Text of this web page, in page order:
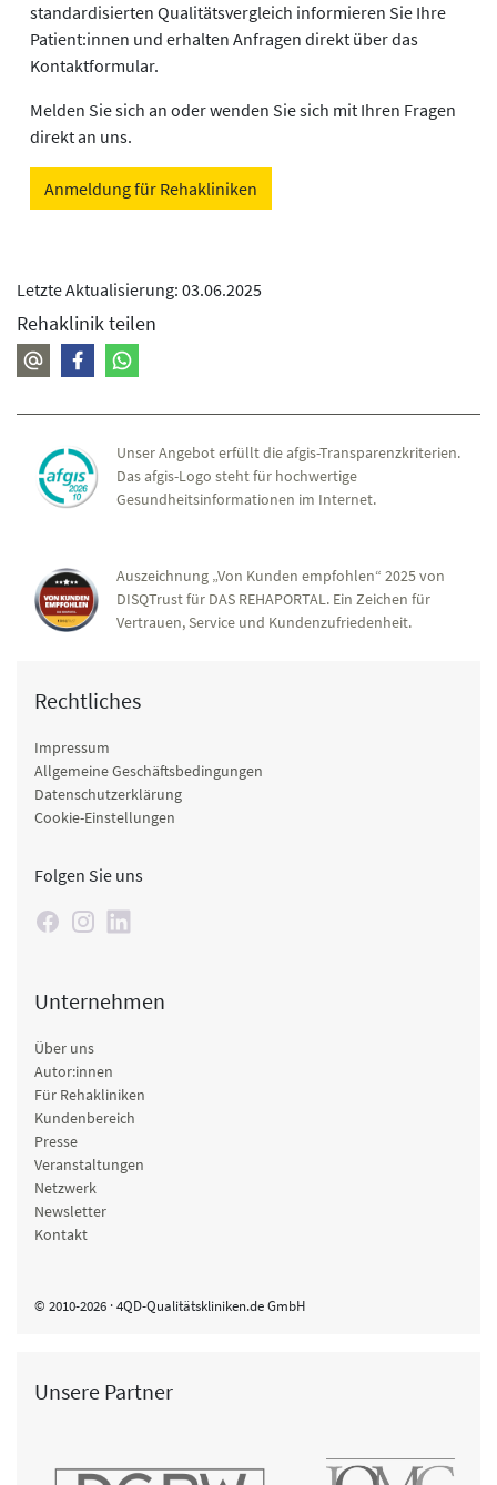
standardisierten Qualitätsvergleich informieren Sie Ihre
Patient:innen und erhalten Anfragen direkt über das
Kontaktformular.
Melden Sie sich an oder wenden Sie sich mit Ihren Fragen
direkt an uns.
Anmeldung für Rehakliniken
Letzte Aktualisierung: 03.06.2025
Rehaklinik teilen
Unser Angebot erfüllt die afgis-Transparenzkriterien.
Das afgis-Logo steht für hochwertige
Gesundheitsinformationen im Internet.
Auszeichnung „Von Kunden empfohlen“ 2025 von
DISQTrust für DAS REHAPORTAL. Ein Zeichen für
Vertrauen, Service und Kundenzufriedenheit.
Rechtliches
Impressum
Allgemeine Geschäftsbedingungen
Datenschutzerklärung
Cookie-Einstellungen
Folgen Sie uns
Unternehmen
Über uns
Autor:innen
Für Rehakliniken
Kundenbereich
Presse
Veranstaltungen
Netzwerk
Newsletter
Kontakt
© 2010-2026 · 4QD-Qualitätskliniken.de GmbH
Unsere Partner